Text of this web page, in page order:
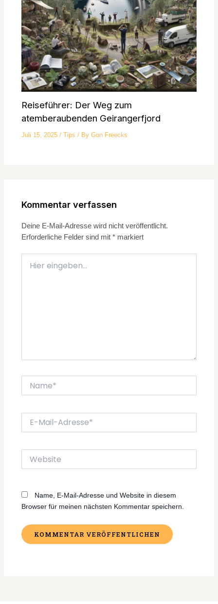
Reiseführer: Der Weg zum
atemberaubenden Geirangerfjord
Juli 15, 2025/Tips / ByGon Freecks
Kommentar verfassen
Deine E-Mail-Adresse wird nicht veröffentlicht.
Erforderliche Felder sind mit* markiert
eingeben…
Mail-
Name, E-Mail-Adresse und Website in diesem
Browser für meinen nächsten Kommentar speichern.